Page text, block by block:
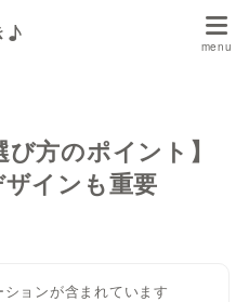
♪
方のポイント】
インも重要
ョンが含まれています